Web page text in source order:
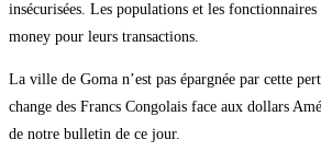
insécurisées. Les populations et les
money pour leurs transactions.
La ville de Goma n’est pas épargnée par cette
change des Francs Congolais face aux dollars
de notre bulletin de ce jour.